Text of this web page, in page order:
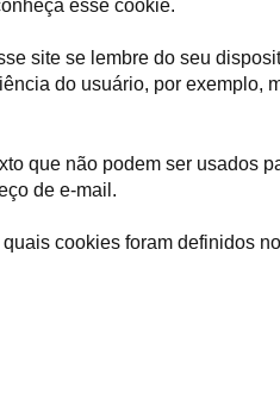
esse cookie.
site se lembre do seu
do usuário, por exemplo,
que não podem ser usados
de e-mail.
cookies foram definidos